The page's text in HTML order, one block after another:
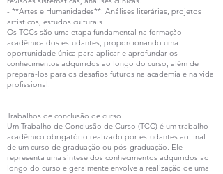
- **Artes e Humanidades**: Análises literárias, projetos
artísticos, estudos culturais.
Os TCCs são uma etapa fundamental na formação
acadêmica dos estudantes, proporcionando uma
oportunidade única para aplicar e aprofundar os
conhecimentos adquiridos ao longo do curso, além de
prepará-los para os desafios futuros na academia e na vida
profissional.
Trabalhos de conclusão de curso
Um Trabalho de Conclusão de Curso (TCC) é um trabalho
acadêmico obrigatório realizado por estudantes ao final
de um curso de graduação ou pós-graduação. Ele
representa uma síntese dos conhecimentos adquiridos ao
longo do curso e geralmente envolve a realização de uma